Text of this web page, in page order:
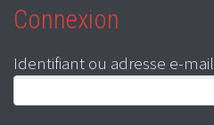
Connexion
Identifiant ou adresse e-mail